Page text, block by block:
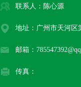
联系人：陈心源
地址：广州市天河区
邮箱：
传真：